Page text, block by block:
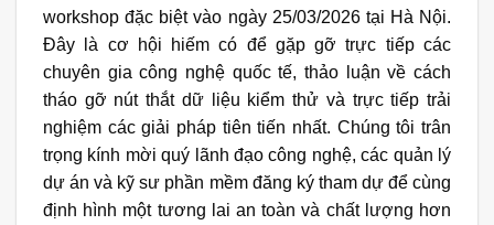
workshop đặc biệt vào ngày 25/03/2026 tại Hà Nội.
Đây là cơ hội hiếm có để gặp gỡ trực tiếp các
chuyên gia công nghệ quốc tế, thảo luận về cách
tháo gỡ nút thắt dữ liệu kiểm thử và trực tiếp trải
nghiệm các giải pháp tiên tiến nhất. Chúng tôi trân
trọng kính mời quý lãnh đạo công nghệ, các quản lý
dự án và kỹ sư phần mềm đăng ký tham dự để cùng
định hình một tương lai an toàn và chất lượng hơn